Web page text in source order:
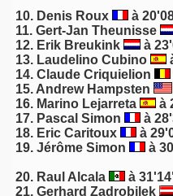
10. Denis Roux
à
11. Gert-Jan Theunisse
12. Erik Breukink
à
13. Laudelino Cubino
14. Claude Criquielion
15. Andrew Hampsten
16. Marino Lejarreta
à
17. Pascal Simon
à
18. Eric Caritoux
à
19. Jérôme Simon à
20. Raul Alcala
à
21. Gerhard Zadrobilek